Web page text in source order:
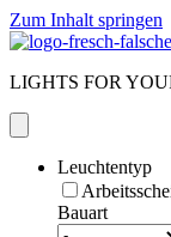
Zum Inhalt springen
LIGHTS FOR
Leuchtentyp
Bauart